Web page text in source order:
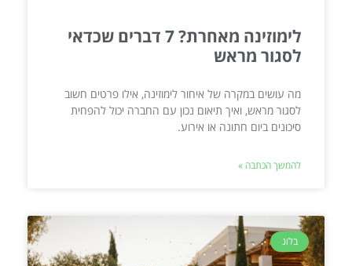
לימוזינה מאחרת? 7 דברים שכדאי
לסגור מראש
מה עושים במקרה של איחור לימוזינה, אילו פרטים חשוב
לסגור מראש, ואיך תיאום נכון עם החברה יכול להפחית
סיכונים ביום חתונה או אירוע.
להמשך הכתבה »
בלוג